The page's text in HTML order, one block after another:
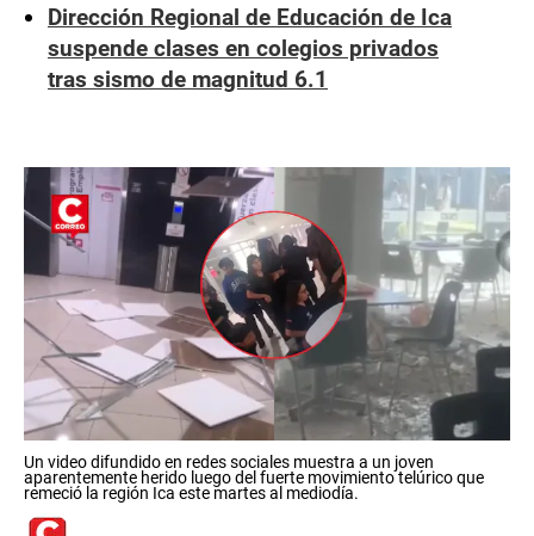
Dirección Regional de Educación de Ica
suspende clases en colegios privados
tras sismo de magnitud 6.1
Un video difundido en redes sociales muestra a un joven
aparentemente herido luego del fuerte movimiento telúrico que
remeció la región Ica este martes al mediodía.